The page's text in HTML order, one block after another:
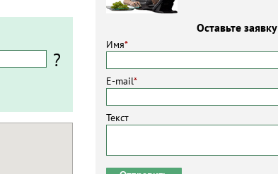
Оставьте заявку
Имя*
E-mail*
Текст
?